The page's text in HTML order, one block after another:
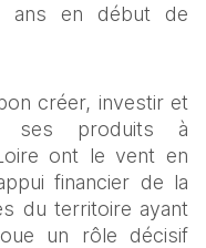
ans en début de
créer, investir et
ses produits à
ont le vent en
financier de la
du territoire ayant
un rôle décisif